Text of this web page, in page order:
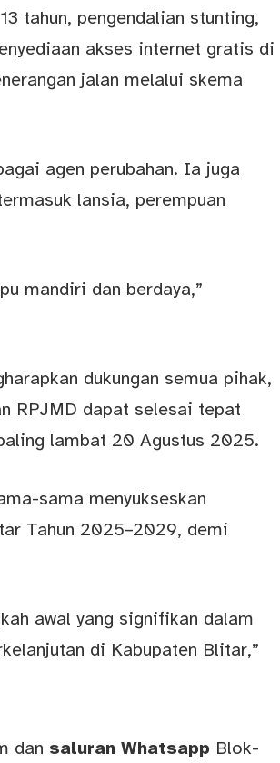
tahun, pengendalian stunting,
akses internet gratis di
jalan melalui skema
agen perubahan. Ia juga
lansia, perempuan
mandiri dan berdaya,”
dukungan semua pihak,
RPJMD dapat selesai tepat
lambat 20 Agustus 2025.
sama menyukseskan
Tahun 2025–2029, demi
awal yang signifikan dalam
di Kabupaten Blitar,”
dan saluran Whatsapp Blok-